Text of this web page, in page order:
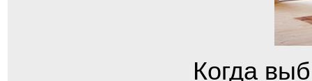
Когда